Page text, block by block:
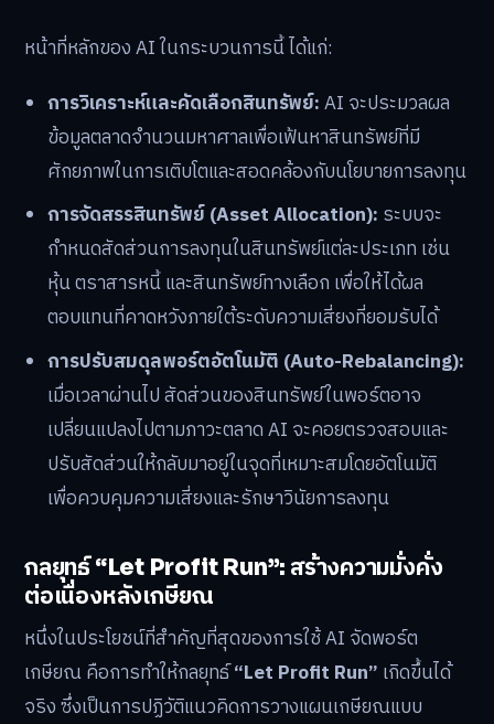
หน้าที่หลักของ AI ในกระบวนการนี้ ได้แก่:
การวิเคราะห์และคัดเลือกสินทรัพย์:AI จะประมวลผล
ข้อมูลตลาดจำนวนมหาศาลเพื่อเฟ้นหาสินทรัพย์ที่มี
ศักยภาพในการเติบโตและสอดคล้องกับนโยบายการลงทุน
การจัดสรรสินทรัพย์ (Asset Allocation): ระบบจะ
กำหนดสัดส่วนการลงทุนในสินทรัพย์แต่ละประเภท เช่น
หุ้น ตราสารหนี้ และสินทรัพย์ทางเลือก เพื่อให้ได้ผล
ตอบแทนที่คาดหวังภายใต้ระดับความเสี่ยงที่ยอมรับได้
การปรับสมดุลพอร์ตอัตโนมัติ (Auto-Rebalancing):
เมื่อเวลาผ่านไป สัดส่วนของสินทรัพย์ในพอร์ตอาจ
เปลี่ยนแปลงไปตามภาวะตลาด AI จะคอยตรวจสอบและ
ปรับสัดส่วนให้กลับมาอยู่ในจุดที่เหมาะสมโดยอัตโนมัติ
เพื่อควบคุมความเสี่ยงและรักษาวินัยการลงทุน
กลยุทธ์ “Let Profit Run”: สร้างความมั่งคั่ง
ต่อเนื่องหลังเกษียณ
หนึ่งในประโยชน์ที่สำคัญที่สุดของการใช้ AI จัดพอร์ต
เกษียณ คือการทำให้กลยุทธ์“Let Profit Run” เกิดขึ้นได้
จริง ซึ่งเป็นการปฏิวัติแนวคิดการวางแผนเกษียณแบบ